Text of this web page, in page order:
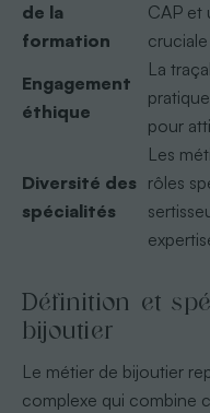
de la
formation
CAP et
Engagement
éthique
La
pour
Diversité des
spécialités
Les
rôles
Définition et
bijoutier
Le métier de bijoutier
complexe qui combine